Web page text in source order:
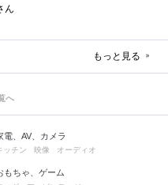
ん
もっと見る
へ
電、AV、カメラ
ッチン 映像 オーディオ
もちゃ、ゲーム